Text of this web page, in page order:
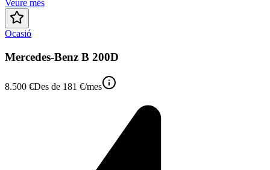
Veure més
Ocasió
Mercedes-Benz B 200D
8.500 €Des de 181 €/mes